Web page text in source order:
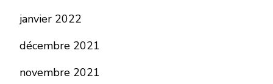
janvier 2022
décembre 2021
novembre 2021